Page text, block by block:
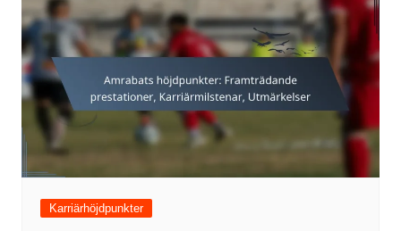
Karriärhöjdpunkter